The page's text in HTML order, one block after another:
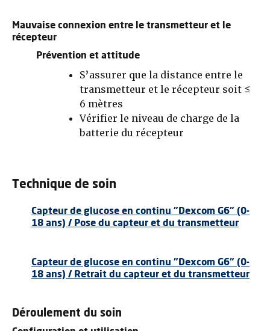
Mauvaise connexion entre le transmetteur et le
récepteur
Prévention et attitude
S’assurer que la distance entre le
transmetteur et le récepteur soit ≤
6 mètres
Vérifier le niveau de charge de la
batterie du récepteur
Technique de soin
Capteur de glucose en continu "Dexcom G6" (0-
18 ans) / Pose du capteur et du transmetteur
Capteur de glucose en continu "Dexcom G6" (0-
18 ans) / Retrait du capteur et du transmetteur
Déroulement du soin